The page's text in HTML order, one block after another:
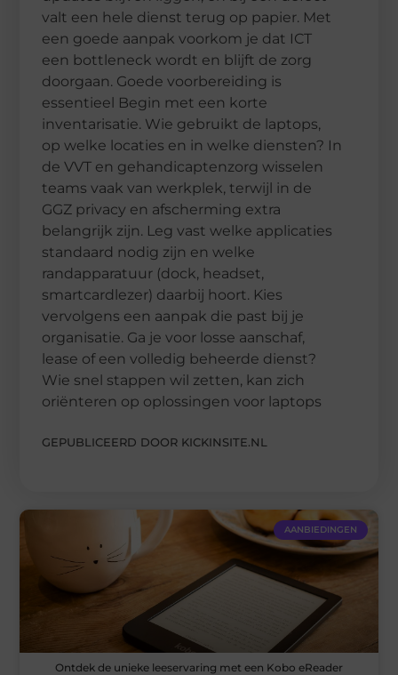
valt een hele dienst terug op papier. Met
een goede aanpak voorkom je dat ICT
een bottleneck wordt en blijft de zorg
doorgaan. Goede voorbereiding is
essentieel Begin met een korte
inventarisatie. Wie gebruikt de laptops,
op welke locaties en in welke diensten? In
de VVT en gehandicaptenzorg wisselen
teams vaak van werkplek, terwijl in de
GGZ privacy en afscherming extra
belangrijk zijn. Leg vast welke applicaties
standaard nodig zijn en welke
randapparatuur (dock, headset,
smartcardlezer) daarbij hoort. Kies
vervolgens een aanpak die past bij je
organisatie. Ga je voor losse aanschaf,
lease of een volledig beheerde dienst?
Wie snel stappen wil zetten, kan zich
oriënteren op oplossingen voor laptops
GEPUBLICEERD DOOR KICKINSITE.NL
AANBIEDINGEN
Ontdek de unieke leeservaring met een Kobo eReader